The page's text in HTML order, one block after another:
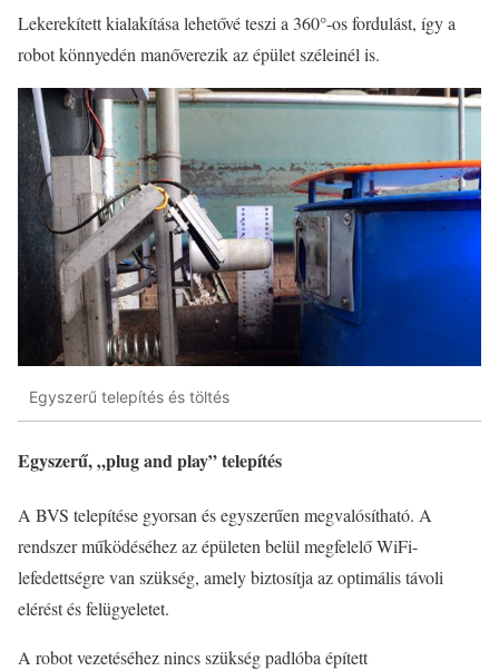
Lekerekített kialakítása lehetővé teszi a 360°-os fordulást, így a
robot könnyedén manőverezik az épület széleinél is.
Egyszerű telepítés és töltés
Egyszerű, „plug and play” telepítés
A BVS telepítése gyorsan és egyszerűen megvalósítható. A
rendszer működéséhez az épületen belül megfelelő WiFi-
lefedettségre van szükség, amely biztosítja az optimális távoli
elérést és felügyeletet.
A robot vezetéséhez nincs szükség padlóba épített